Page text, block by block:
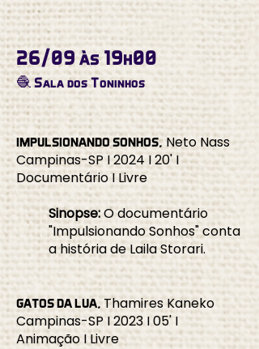
26/09 às 19h00
🧶 Sala dos Toninhos
IMPULSIONANDO SONHOS,Neto Nass
Campinas-SP I 2024 I 20' I
Documentário I Livre
Sinopse:O documentário
"Impulsionando Sonhos" conta
a história de Laila Storari.
GATOS DA LUA, Thamires Kaneko
Campinas-SP I 2023 I 05' I
Animação I Livre